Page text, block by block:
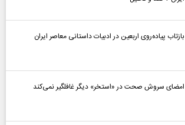
بازتاب پیاده‌روی اربعین در ادبیات داستانی معاصر ایران
امضای سروش صحت در «استخر» دیگر غافلگیر نمی‌کند